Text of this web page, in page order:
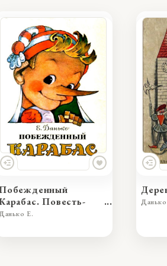
Деревянные актёры
Данько Е.